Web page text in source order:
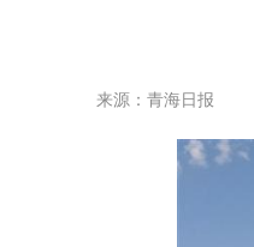
来源：青海日报